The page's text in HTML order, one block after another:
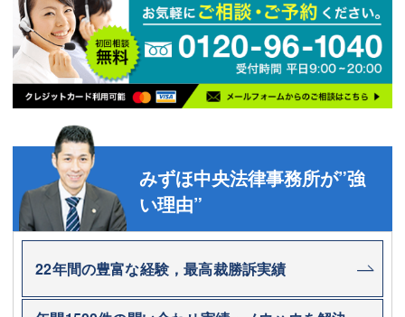
みずほ中央法律事務所が”強
い理由”
22年間の豊富な経験，最高裁勝訴実績